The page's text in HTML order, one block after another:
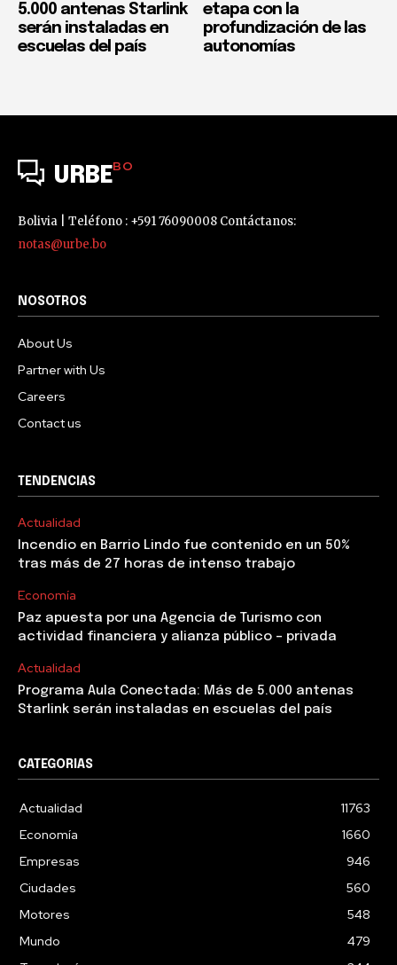
5.000 antenas Starlink
serán instaladas en
escuelas del país
etapa con la
profundización de las
autonomías
URBEBO
Bolivia | Teléfono : +591 76090008 Contáctanos:
notas@urbe.bo
NOSOTROS
About Us
Partner with Us
Careers
Contact us
TENDENCIAS
Actualidad
Incendio en Barrio Lindo fue contenido en un 50%
tras más de 27 horas de intenso trabajo
Economía
Paz apuesta por una Agencia de Turismo con
actividad financiera y alianza público – privada
Actualidad
Programa Aula Conectada: Más de 5.000 antenas
Starlink serán instaladas en escuelas del país
CATEGORIAS
Actualidad
11763
Economía
1660
Empresas
946
Ciudades
560
Motores
548
Mundo
479